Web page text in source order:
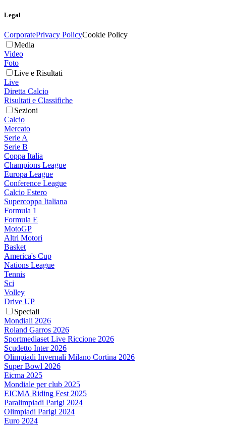
Legal
CorporatePrivacy PolicyCookie Policy
Media
Video
Foto
Live e Risultati
Live
Diretta Calcio
Risultati e Classifiche
Sezioni
Calcio
Mercato
Serie A
Serie B
Coppa Italia
Champions League
Europa League
Conference League
Calcio Estero
Supercoppa Italiana
Formula 1
Formula E
MotoGP
Altri Motori
Basket
America's Cup
Nations League
Tennis
Sci
Volley
Drive UP
Speciali
Mondiali 2026
Roland Garros 2026
Sportmediaset Live Riccione 2026
Scudetto Inter 2026
Olimpiadi Invernali Milano Cortina 2026
Super Bowl 2026
Eicma 2025
Mondiale per club 2025
EICMA Riding Fest 2025
Paralimpiadi Parigi 2024
Olimpiadi Parigi 2024
Euro 2024